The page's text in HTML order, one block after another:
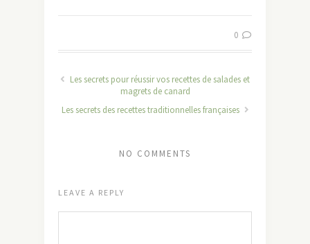
0
Les secrets pour réussir vos recettes de salades et
magrets de canard
Les secrets des recettes traditionnelles françaises
NO COMMENTS
LEAVE A REPLY